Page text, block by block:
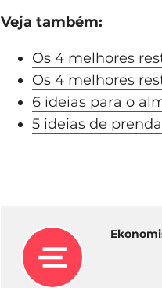
Veja também:
Os 4 melhores
Os 4 melhores
6 ideias para o
5 ideias de